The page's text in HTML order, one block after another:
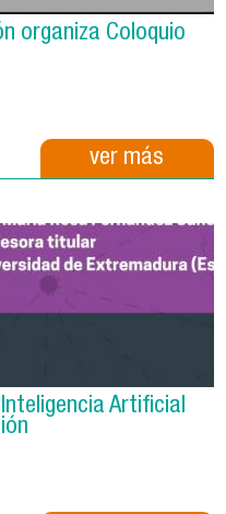
organiza Coloquio
ver más
Artificial